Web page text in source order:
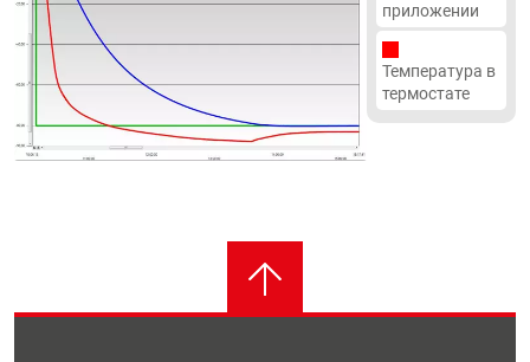
приложении
Температура в
термостате